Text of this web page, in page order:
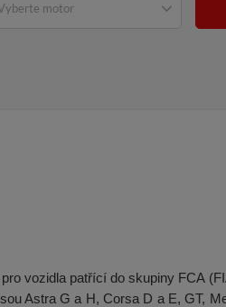
motor
vozidla patřící do skupiny FCA
Astra G a H, Corsa D a E, GT,